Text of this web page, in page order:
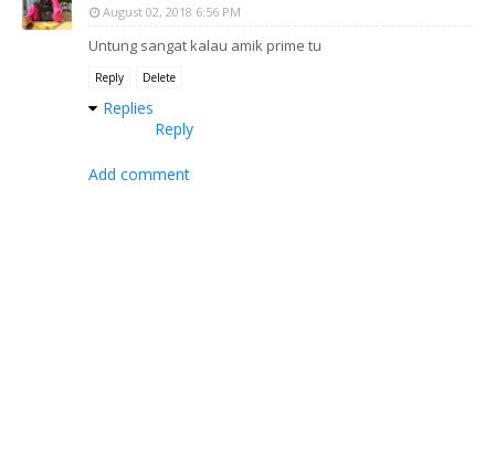
August 02, 2018 6:56 PM
Untung sangat kalau amik prime tu
Reply Delete
Replies
Reply
Add comment